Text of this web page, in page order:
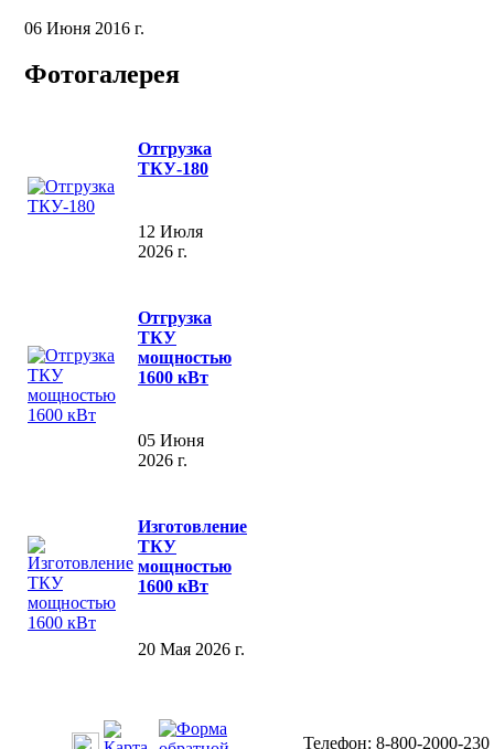
06 Июня 2016 г.
Фотогалерея
Отгрузка
ТКУ-180
12 Июля
2026 г.
Отгрузка
ТКУ
мощностью
1600 кВт
05 Июня
2026 г.
Изготовление
ТКУ
мощностью
1600 кВт
20 Мая 2026 г.
Телефон: 8-800-2000-230